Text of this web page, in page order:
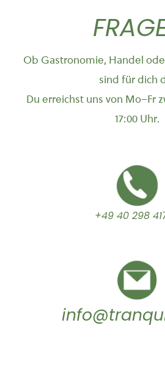
Ob Gastronomie, Handel
sind für dich
Du erreichst uns von Mo–Fr
17:00 Uhr.
+49 40 298